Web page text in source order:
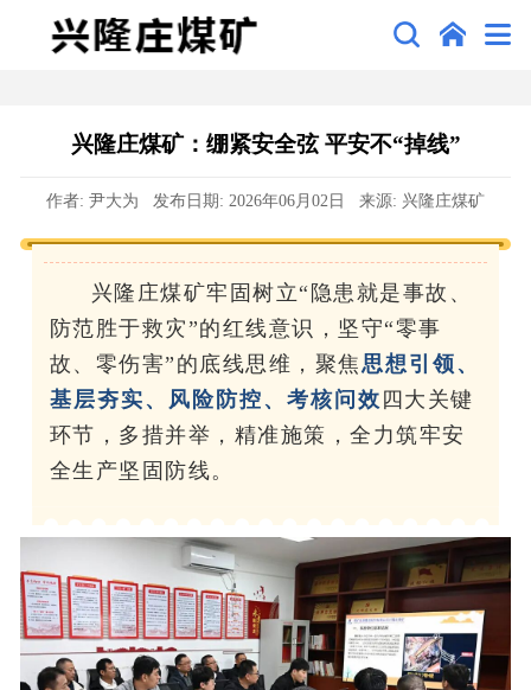
兴隆庄煤矿：绷紧安全弦 平安不“掉线”
作者: 尹大为 发布日期: 2026年06月02日 来源: 兴隆庄煤矿
兴隆庄煤矿牢固树立“隐患就是事故、
防范胜于救灾”的红线意识，坚守“零事
故、零伤害”的底线思维，聚焦思想引领、
基层夯实、风险防控、考核问效 四大关键
环节，多措并举，精准施策，全力筑牢安
全生产坚固防线。